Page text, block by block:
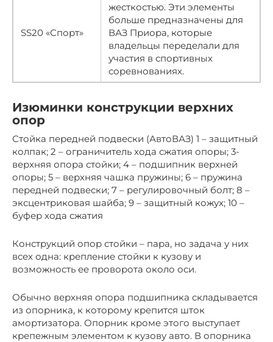
SS20 «Спорт»
жесткостью. Эти элементы
больше предназначены для
ВАЗ Приора, которые
владельцы переделали для
участия в спортивных
соревнованиях.
Изюминки конструкции верхних
опор
Стойка передней подвески (АвтоВАЗ) 1 – защитный
колпак; 2 – ограничитель хода сжатия опоры; 3-
верхняя опора стойки; 4 – подшипник верхней
опоры; 5 – верхняя чашка пружины; 6 – пружина
передней подвески; 7 – регулировочный болт; 8 –
эксцентриковая шайба; 9 – защитный кожух; 10 –
буфер хода сжатия
Конструкций опор стойки – пара, но задача у них
всех одна: крепление стойки к кузову и
возможность ее проворота около оси.
Обычно верхняя опора подшипника складывается
из опорника, к которому крепится шток
амортизатора. Опорник кроме этого выступает
крепежным элементом к кузову авто. В опорника